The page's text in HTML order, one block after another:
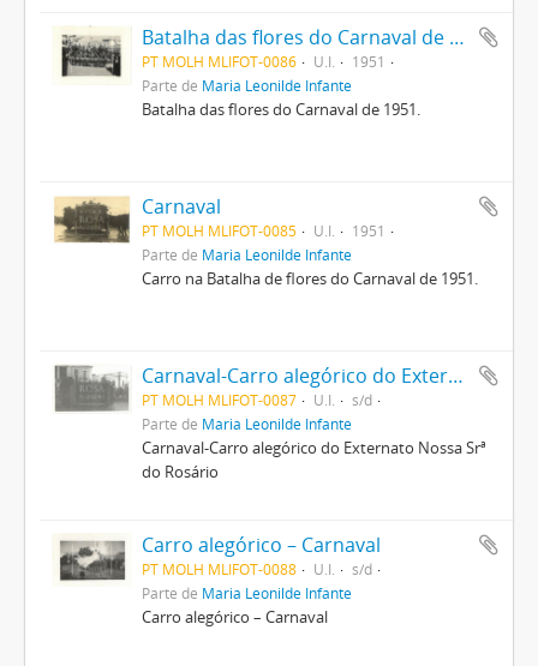
Batalha das flores do Carnaval de 1951
PT MOLH MLIFOT-0086 U.I.
1951
Parte de Maria Leonilde Infante
Batalha das flores do Carnaval de 1951.
Carnaval
PT MOLH MLIFOT-0085 U.I.
1951
Parte de Maria Leonilde Infante
Carro na Batalha de flores do Carnaval de 1951.
Carnaval-Carro alegórico do Externato Nossa Srª do Rosário
PT MOLH MLIFOT-0087 U.I.
s/d
Parte de Maria Leonilde Infante
Carnaval-Carro alegórico do Externato Nossa Srª
do Rosário
Carro alegórico – Carnaval
PT MOLH MLIFOT-0088 U.I.
s/d
Parte de Maria Leonilde Infante
Carro alegórico – Carnaval